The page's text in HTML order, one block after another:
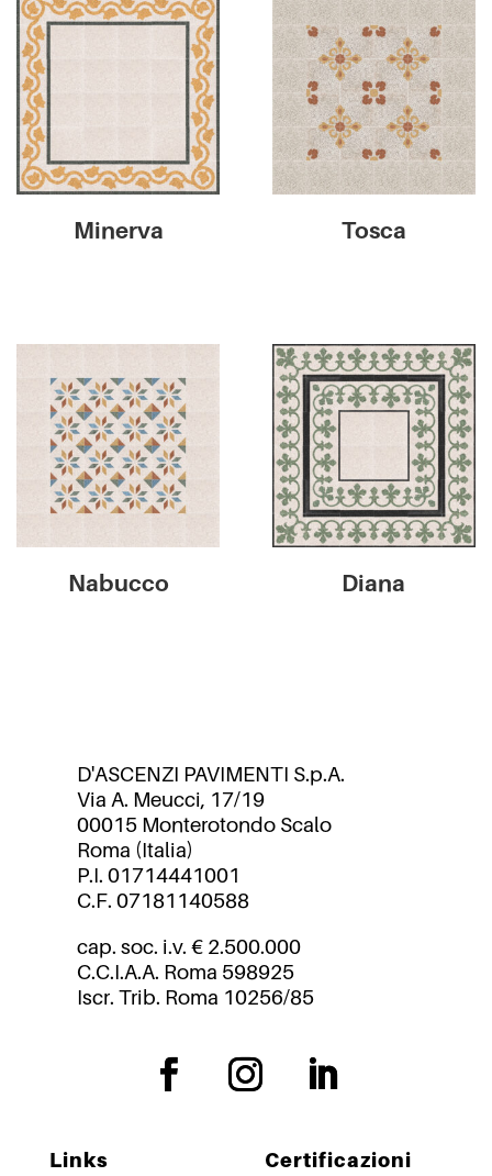
Minerva Tosca
Nabucco Diana
D'ASCENZI PAVIMENTI S.p.A.
Via A. Meucci, 17/19
00015 Monterotondo Scalo
Roma (Italia)
P.I. 01714441001
C.F. 07181140588
cap. soc. i.v. € 2.500.000
C.C.I.A.A. Roma 598925
Iscr. Trib. Roma 10256/85
Links
Certificazioni